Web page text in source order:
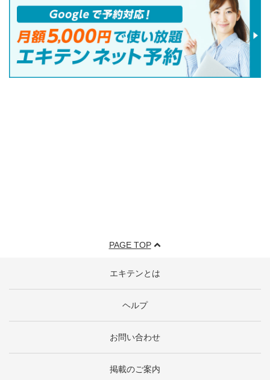
PAGE TOP
エキテンとは
ヘルプ
お問い合わせ
掲載のご案内